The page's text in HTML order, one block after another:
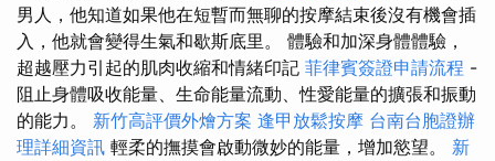
男人，他知道如果他在短暫而無聊的按摩結束後沒有機會插
入，他就會變得生氣和歇斯底里。 體驗和加深身體體驗，
超越壓力引起的肌肉收縮和情緒印記 菲律賓簽證申請流程 -
阻止身體吸收能量、生命能量流動、性愛能量的擴張和振動
的能力。 新竹高評價外燴方案 逢甲放鬆按摩 台南台胞證辦
理詳細資訊 輕柔的撫摸會啟動微妙的能量，增加慾望。 新